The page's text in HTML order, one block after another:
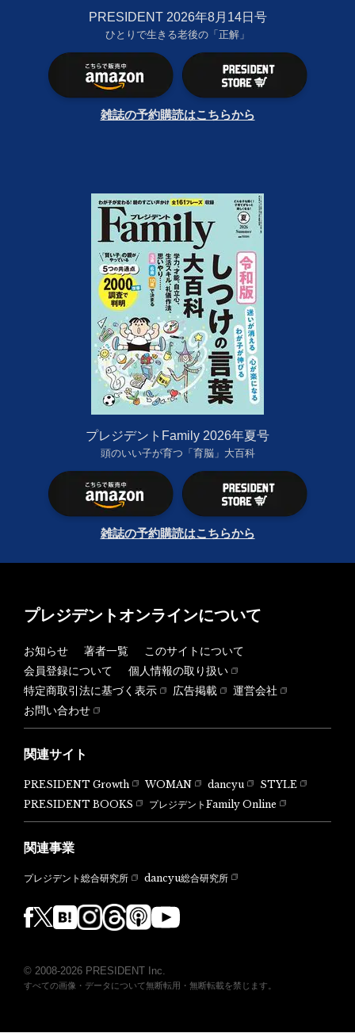
PRESIDENT 2026年8月14日号
ひとりで生きる老後の「正解」
雑誌の予約購読はこちらから
プレジデントFamily 2026年夏号
頭のいい子が育つ「育脳」大百科
雑誌の予約購読はこちらから
プレジデントオンラインについて
お知らせ 著者一覧
このサイトについて
会員登録について
個人情報の取り扱い
特定商取引法に基づく表示
広告掲載
運営会社
お問い合わせ
関連サイト
PRESIDENT Growth WOMAN dancyu
STYLE
PRESIDENT BOOKS
プレジデントFamily Online
関連事業
プレジデント総合研究所 dancyu総合研究所
© 2008-2026 PRESIDENT Inc.
すべての画像・データについて無断転用・無断転載を禁じます。